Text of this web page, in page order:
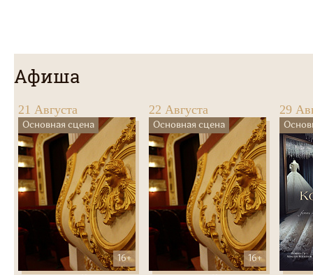
Афиша
21 Августа
Основная сцена
16+
22 Августа
Основная сцена
16+
29